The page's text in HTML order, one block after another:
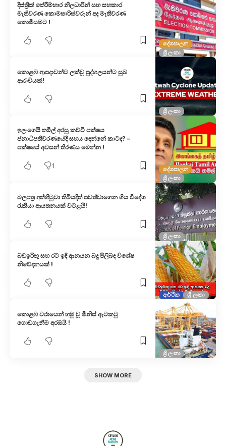
දේශපාලන
ශ්‍රී ලංකා
දිස්ත්‍රික් තේරීම්භාර නිලධාරීන් සහ සහකාර
මැතිවරණ කොමසාරිස්වරුන් අද මැතිවරණ
කොමිසමට !
ශ්‍රී ලංකා
කොළඹ ආපදාවන්ට ලක්වූ පුද්ගලයන්ට සුබ
ආරංචියක්!
දේශපාලන
ශ්‍රී ලංකා
ඉලංගෙයි තමිල් අරසු කච්චි පක්ෂය
ජනාධිපතිවරණයේදී සහය දෙන්නේ කාටද? –
පක්ෂයේ අවසන් තීරණය මෙන්න !
1
ශ්‍රී ලංකා
බලපත්‍ර අත්හිටුවා තිබියදීත් පවත්වාගෙන ගිය විදේශ
රැකියා ආයතනයක් වටළයි!
ආර්ථික ශ්‍රී ලංකා
බඩඉරිඟු සහ රට ඉඳි ආනයන බදු පිලිබඳ විශේෂ
නිවේදනයක් !
ශ්‍රී ලංකා
කොළඹ වරායෙන් හමු වූ මිනිස් ඇටකටු
ගොඩගැනීම අරඹයි !
SHOW MORE